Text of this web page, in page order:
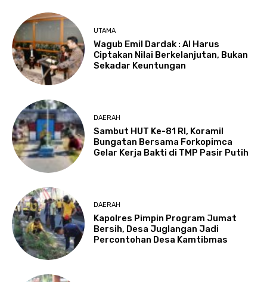
UTAMA
Wagub Emil Dardak : AI Harus
Ciptakan Nilai Berkelanjutan, Bukan
Sekadar Keuntungan
DAERAH
Sambut HUT Ke-81 RI, Koramil
Bungatan Bersama Forkopimca
Gelar Kerja Bakti di TMP Pasir Putih
DAERAH
Kapolres Pimpin Program Jumat
Bersih, Desa Juglangan Jadi
Percontohan Desa Kamtibmas